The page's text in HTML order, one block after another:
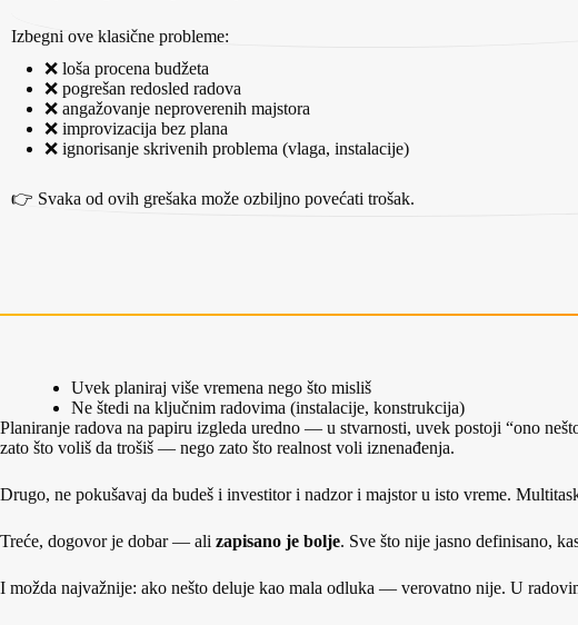
Izbegni ove klasične probleme:
❌ loša procena budžeta
❌ pogrešan redosled radova
❌ angažovanje neproverenih majstora
❌ improvizacija bez plana
❌ ignorisanje skrivenih problema (vlaga, instalacije)
👉 Svaka od ovih grešaka može ozbiljno povećati trošak.
Uvek planiraj više vremena nego što misliš
Ne štedi na ključnim radovima (instalacije, konstrukcija)
Planiranje radova na papiru izgleda uredno — u stvarnosti, uvek postoji “ono
zato što voliš da trošiš — nego zato što realnost voli iznenađenja.
Drugo, ne pokušavaj da budeš i investitor i nadzor i majstor u isto vreme.
Treće, dogovor je dobar — ali zapisano je bolje. Sve što nije jasno definisano,
I možda najvažnije: ako nešto deluje kao mala odluka — verovatno nije. U